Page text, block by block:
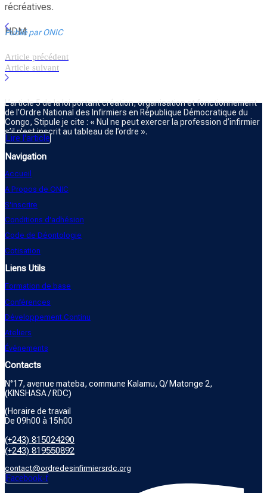
récréatives.
HDM
Publié par ONIC
Article précédent
Article suivant
L’article 5 de la loi portant création, organisation et fonctionnement
de l’Ordre National des Infirmiers en République Démocratique du
Congo, Stipule je cite : « Nul ne peut exercer la profession d’infirmier
s’il n’est inscrit au tableau de l’ordre ».
Lire l'article
Navigation
Accueil
A Propos de ONIC
S'inscrire
Conditions d'adhésion
Code de Déontologie
Cotisation
Liens Utils
Formation de base
Conférences
Développement Continu
Ateliers
Événements
Contacts
N°17, avenue mateba, commune Kalamu, Q/ Matonge 2,
(KINSHASA / RDC)
(Horaire de travail
De 09h00 à 15h00
(+243) 815024290
(+243) 819550892
contact@ordredesinfirmiersrdc.org
Facebook-f